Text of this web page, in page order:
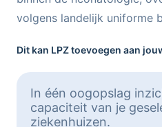
volgens landelijk uniforme
Dit kan LPZ toevoegen aan
In één oogopslag
capaciteit van je
ziekenhuizen.